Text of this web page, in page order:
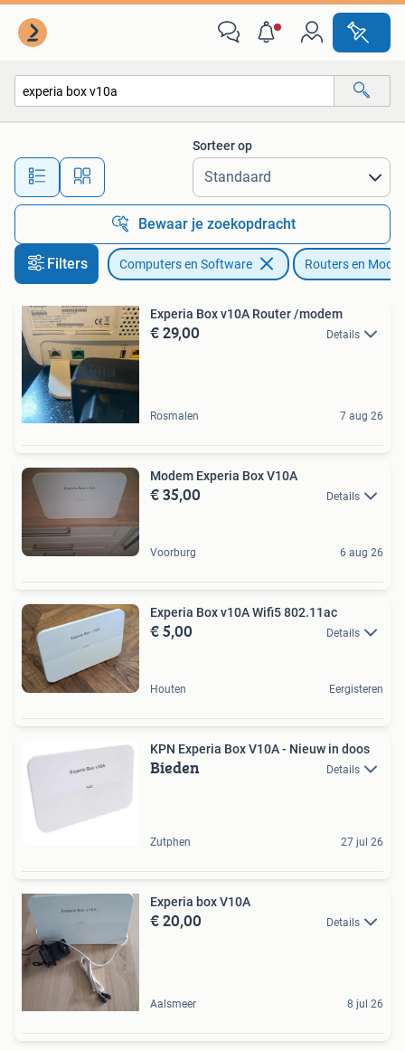
Alle afstanden…
Sorteer op
Bewaar je zoekopdracht
Filters Computers en Software Routers en
Experia Box v10A Router /modem
€ 29,00 Details
Rosmalen 7 aug 26
Modem Experia Box V10A
€ 35,00 Details
Voorburg 6 aug 26
Experia Box v10A Wifi5 802.11ac
€ 5,00 Details
Houten Eergisteren
KPN Experia Box V10A - Nieuw in doos
Bieden Details
Zutphen 27 jul 26
Experia box V10A
€ 20,00 Details
Aalsmeer 8 jul 26